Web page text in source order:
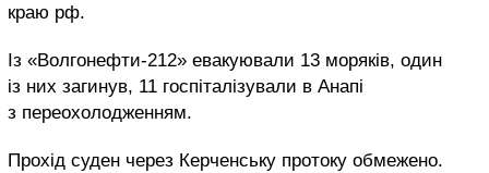
краю рф.
Із «Волгонефти-212» евакуювали 13 моряків, один
із них загинув, 11 госпіталізували в Анапі
з переохолодженням.
Прохід суден через Керченську протоку обмежено.